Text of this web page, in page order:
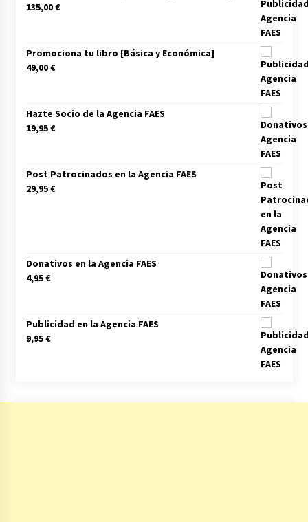
Los terroristas de ETA ganan las elecciones en
Vascongadas
22/04/2024
135,00€
Promociona tu libro [Básica y Económica]
49,00€
Hazte Socio de la Agencia FAES
19,95€
Post Patrocinados en la Agencia FAES
29,95€
Donativos en la Agencia FAES
4,95€
Publicidad en la Agencia FAES
9,95€